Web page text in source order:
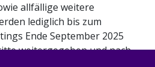
allfällige weitere
lediglich bis zum
Ende September 2025
weitergegeben und nach